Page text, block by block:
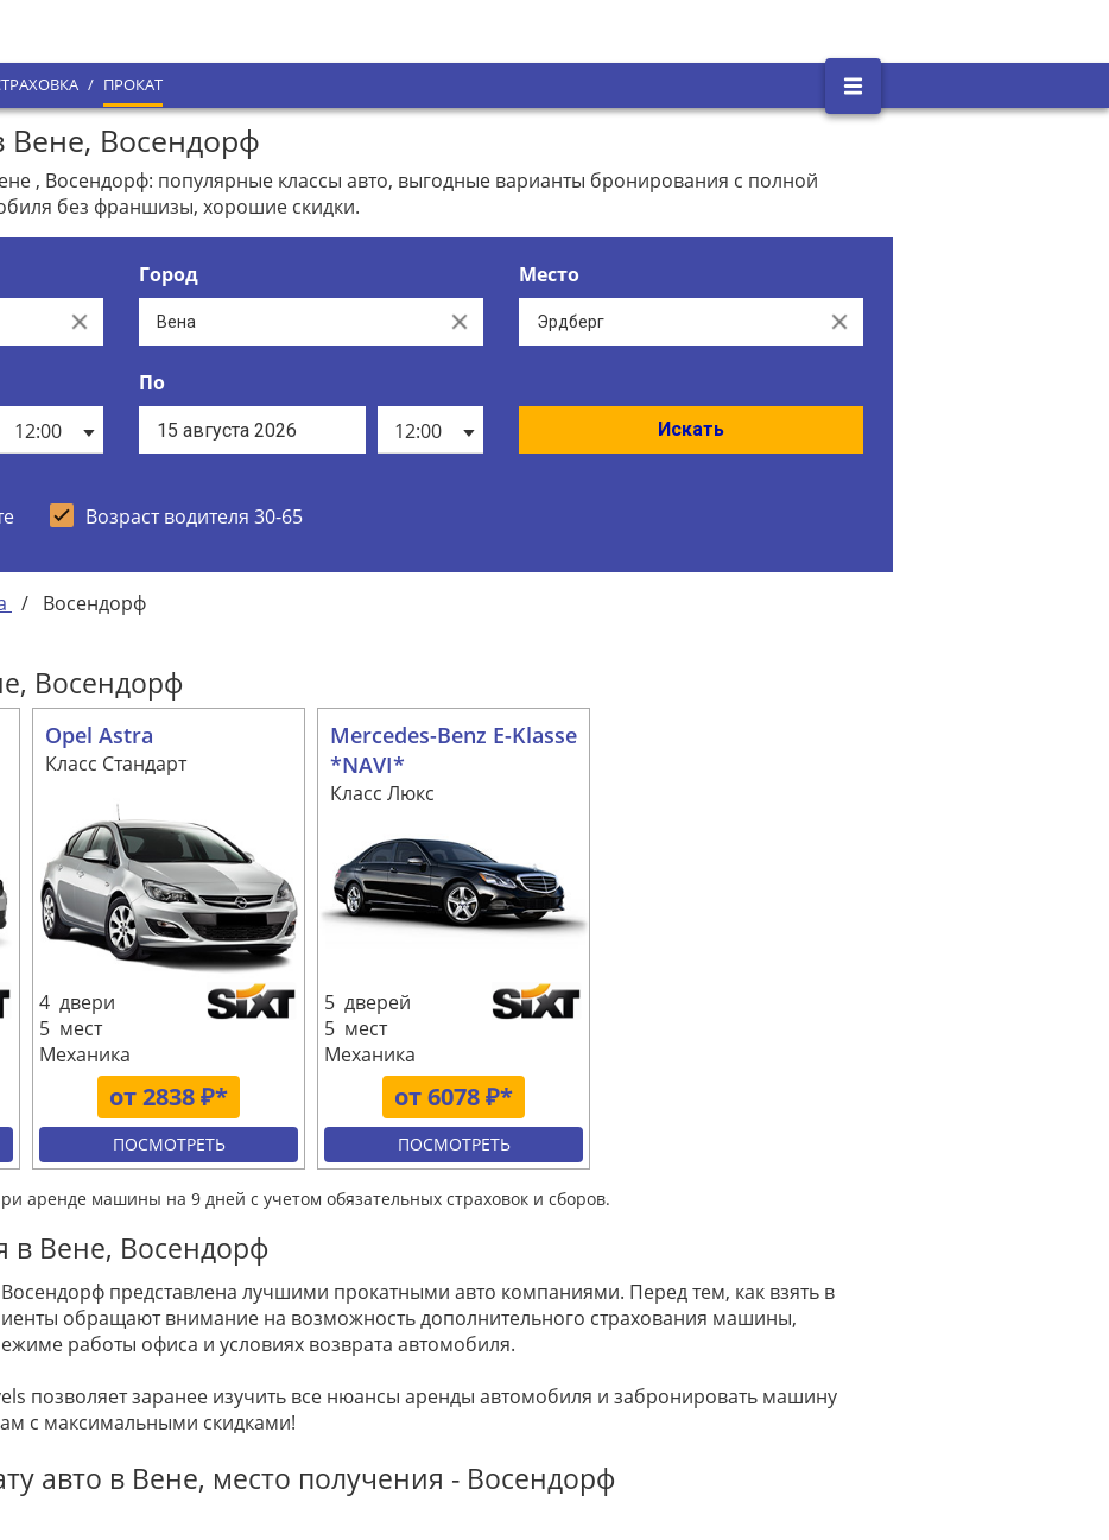
/ ПРОКАТ
Восендорф
, Восендорф: популярные классы авто, выгодные варианты бронирования с полной
без франшизы, хорошие скидки.
Clear
Город
Clear
Место
Clear
12:00
По
12:00
Искать
Возраст водителя 30-65
/ Восендорф
Восендорф
Opel Astra
Класс Стандарт
от 2838 ₽*
4 двери
5 мест
Механика
ПОСМОТРЕТЬ
Mercedes-Benz E-Klasse
*NAVI*
Класс Люкс
от 6078 ₽*
5 дверей
5 мест
Механика
ПОСМОТРЕТЬ
аренде машины на 9 дней с учетом обязательных страховок и сборов.
в Вене, Восендорф
представлена лучшими прокатными авто компаниями. Перед тем, как взять в
обращают внимание на возможность дополнительного страхования машины,
работы офиса и условиях возврата автомобиля.
позволяет заранее изучить все нюансы аренды автомобиля и забронировать машину
с максимальными скидками!
авто в Вене, место получения - Восендорф